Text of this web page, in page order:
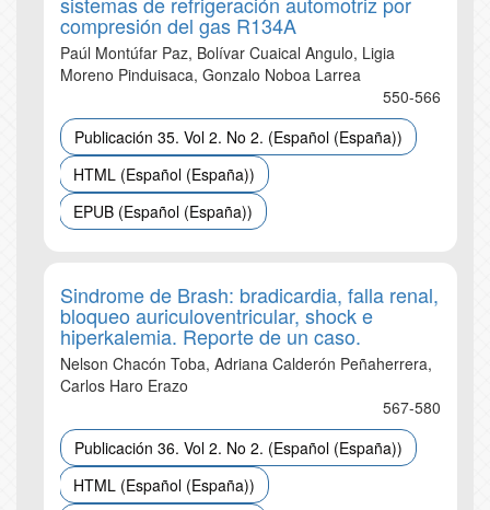
compresión del gas R134A
Paúl Montúfar Paz, Bolívar Cuaical Angulo, Ligia
Moreno Pinduisaca, Gonzalo Noboa Larrea
550-566
Publicación 35. Vol 2. No 2. (Español (España))
HTML (Español (España))
EPUB (Español (España))
Sindrome de Brash: bradicardia, falla renal,
bloqueo auriculoventricular, shock e
hiperkalemia. Reporte de un caso.
Nelson Chacón Toba, Adriana Calderón Peñaherrera,
Carlos Haro Erazo
567-580
Publicación 36. Vol 2. No 2. (Español (España))
HTML (Español (España))